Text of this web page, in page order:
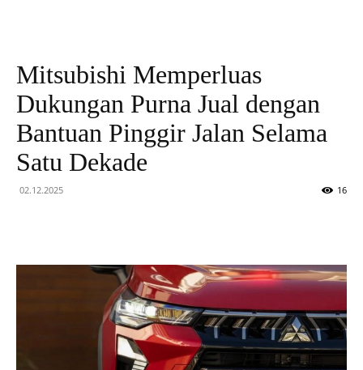
Mitsubishi Memperluas
Dukungan Purna Jual dengan
Bantuan Pinggir Jalan Selama
Satu Dekade
02.12.2025 16